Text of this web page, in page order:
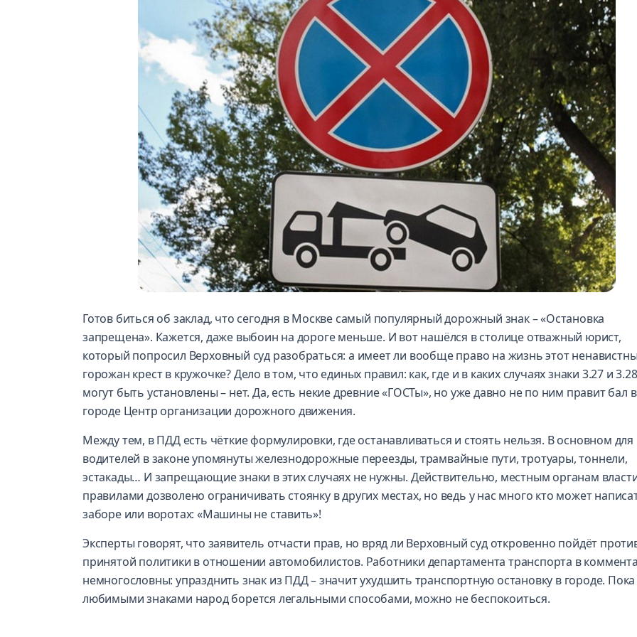
Готов биться об заклад, что сегодня в Москве самый популярный дорожный знак – «Остановка
запрещена». Кажется, даже выбоин на дороге меньше. И вот нашёлся в столице отважный юрист,
который попросил Верховный суд разобраться: а имеет ли вообще право на жизнь этот
горожан крест в кружочке? Дело в том, что единых правил: как, где и в каких случаях знаки 3.27 и 3.28
могут быть установлены – нет. Да, есть некие древние «ГОСТы», но уже давно не по ним правит бал в
городе Центр организации дорожного движения.
Между тем, в ПДД есть чёткие формулировки, где останавливаться и стоять нельзя. В основном для
водителей в законе упомянуты железнодорожные переезды, трамвайные пути, тротуары, тоннели,
эстакады… И запрещающие знаки в этих случаях не нужны. Действительно, местным органам
правилами дозволено ограничивать стоянку в других местах, но ведь у нас много кто может
заборе или воротах: «Машины не ставить»!
Эксперты говорят, что заявитель отчасти прав, но вряд ли Верховный суд откровенно пойдёт
принятой политики в отношении автомобилистов. Работники департамента транспорта в
немногословны: упразднить знак из ПДД – значит ухудшить транспортную остановку в городе. Пока
любимыми знаками народ борется легальными способами, можно не беспокоиться.